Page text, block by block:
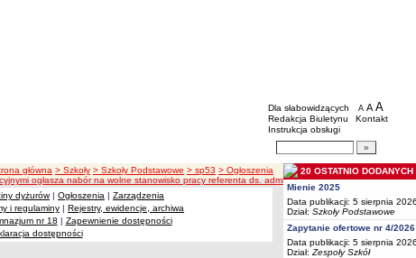
BIP - Oświata
Menu dodatkowe
Dla słabowidzących A pomniejsz
A A
Redakcja Biuletynu
Kontakt
Instrukcja obsługi
Wyszukiwarka artykułów
nawigacji
główna > Szkoły > Szkoły Podstawowe > sp53 > Ogłoszenia
ogłasza nabór na wolne stanowisko pracy referenta ds. administracyjnych
dyżurów| Ogłoszenia | Zarządzenia
i regulaminy | Rejestry, ewidencje, archiwa
nr 18 | Zapewnienie dostępności
dostępności
20 OSTATNIO DODANYCH
Mienie 2025
Data publikacji: 5 sierpnia 2026
Dział: Szkoły Podstawowe
Zapytanie ofertowe nr 4/2026
Data publikacji: 5 sierpnia 2026
Dział: Zespoły Szkół